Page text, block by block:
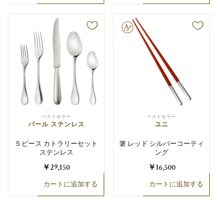
ベストセラー
パール ステンレス
５ピース カトラリーセット
ステンレス
￥29,150
カートに追加する
文字彫り可能
ベストセラー
ユニ
箸 レッド シルバーコーティ
ング
￥16,500
カートに追加する